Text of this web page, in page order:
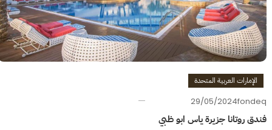
الإمارات العربية المتحدة
29/05/2024fondeq
فندق روتانا جزيرة ياس ابو ظبي